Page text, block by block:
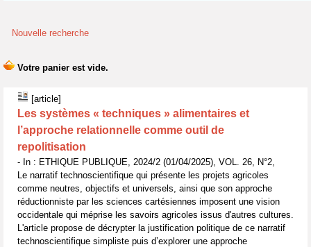
Nouvelle recherche
[article]
Les systèmes « techniques » alimentaires et
l’approche relationnelle comme outil de
repolitisation
- In : ETHIQUE PUBLIQUE, 2024/2 (01/04/2025), VOL. 26, N°2,
Le narratif technoscientifique qui présente les projets agricoles
comme neutres, objectifs et universels, ainsi que son approche
réductionniste par les sciences cartésiennes imposent une vision
occidentale qui méprise les savoirs agricoles issus d'autres cultures.
L'article propose de décrypter la justification politique de ce narratif
technoscientifique simpliste puis d’explorer une approche